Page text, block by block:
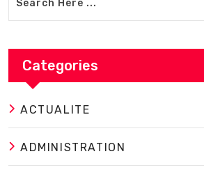
Categories
ACTUALITE
ADMINISTRATION